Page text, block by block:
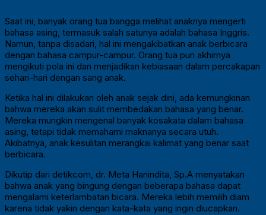
Saat ini, banyak orang tua bangga melihat anaknya mengerti
bahasa asing, termasuk salah satunya adalah bahasa Inggris.
Namun, tanpa disadari, hal ini mengakibatkan anak berbicara
dengan bahasa campur-campur. Orang tua pun akhirnya
mengikuti pola ini dan menjadikan kebiasaan dalam percakapan
sehari-hari dengan sang anak.
Ketika hal ini dilakukan oleh anak sejak dini, ada kemungkinan
bahwa mereka akan sulit membedakan bahasa yang benar.
Mereka mungkin mengenal banyak kosakata dalam bahasa
asing, tetapi tidak memahami maknanya secara utuh.
Akibatnya, anak kesulitan merangkai kalimat yang benar saat
berbicara.
Dikutip dari detikcom, dr. Meta Hanindita, Sp.A menyatakan
bahwa anak yang bingung dengan beberapa bahasa dapat
mengalami keterlambatan bicara. Mereka lebih memilih diam
karena tidak yakin dengan kata-kata yang ingin diucapkan.